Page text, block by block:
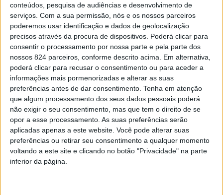
conteúdos, pesquisa de audiências e desenvolvimento de
serviços. Com a sua permissão, nós e os nossos parceiros
poderemos usar identificação e dados de geolocalização
precisos através da procura de dispositivos. Poderá clicar para
consentir o processamento por nossa parte e pela parte dos
nossos 824 parceiros, conforme descrito acima. Em alternativa,
poderá clicar para recusar o consentimento ou para aceder a
informações mais pormenorizadas e alterar as suas
preferências antes de dar consentimento. Tenha em atenção
que algum processamento dos seus dados pessoais poderá
não exigir o seu consentimento, mas que tem o direito de se
opor a esse processamento. As suas preferências serão
aplicadas apenas a este website. Você pode alterar suas
preferências ou retirar seu consentimento a qualquer momento
voltando a este site e clicando no botão "Privacidade" na parte
inferior da página.
17 de Junho de 2026, 19:59
Necrologia,Ossela
Isaurinda Tavares
Correia Oliveira (1936-
2026)